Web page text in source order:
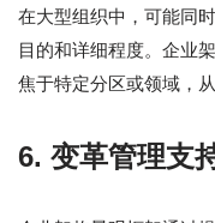
在大型组织中，可能同
目的和详细程度。企业
焦于特定分区或领域，
6. 变革管理支